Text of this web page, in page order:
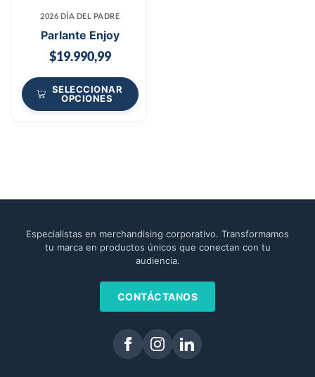
2026 DÍA DEL PADRE
Parlante Enjoy
$19.990,99
SELECCIONAR
OPCIONES
Especialistas en merchandising corporativo. Transformamos
tu marca en productos únicos que conectan con tu
audiencia.
CONTÁCTANOS